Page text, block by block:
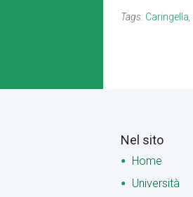
Tags: Caringella
Nel sito
Home
Università